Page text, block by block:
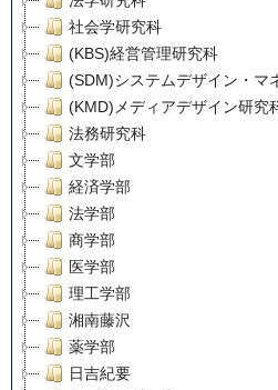
社会学研究科
(KBS)経営管理研究科
(SDM)システムデザイン・マ
(KMD)メディアデザイン研究
法務研究科
文学部
経済学部
法学部
商学部
医学部
理工学部
湘南藤沢
薬学部
日吉紀要